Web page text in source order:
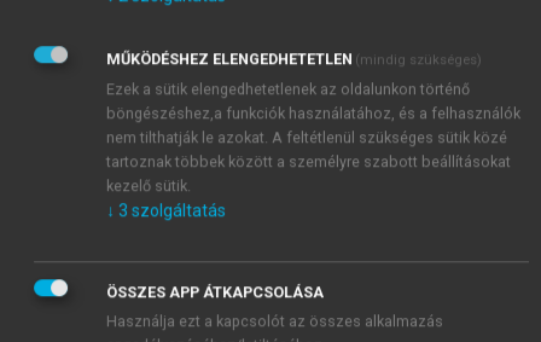
volt a Magyar Biztosítók Szövetsége elnökségének.
A Kínai-Magyar Gazdasági Kamara Felügyelő
Bizottsága elnöke, tagja a Magyar Pénzügyi-
Gazdasági Ellenőrök Közhasznú Egyesülete
elnökségének. Számos társadalmi sporttevékenységet
lát el, a Magyar Olimpiai Bizottság tagja, a Felügyelő
Bizottság alelnöke, az Európai Baseball Szövetség
elnökségi tagja, a Magyar Torna Szövetség alelnöke
A Semmelweis Egyetem Testnevelési-és
Sporttudományos Kara Társadalmi Tanácsának
MŰKÖDÉSHEZ ELENGEDHETETLEN (mindig szükséges)
Ezek a sütik elengedhetetlenek az oldalunkon történő
böngészéshez,a funkciók használatához, és a felhasználók
nem tilthatják le azokat. A feltétlenül szükséges sütik közé
tartoznak többek között a személyre szabott beállításokat
kezelő sütik.
↓ 3 szolgáltatás
ÖSSZES APP ÁTKAPCSOLÁSA
Használja ezt a kapcsolót az összes alkalmazás